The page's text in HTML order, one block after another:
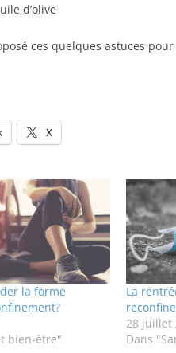
d’olive
ces quelques astuces
X
la forme
bien-être"
La
28 juillet
Dans